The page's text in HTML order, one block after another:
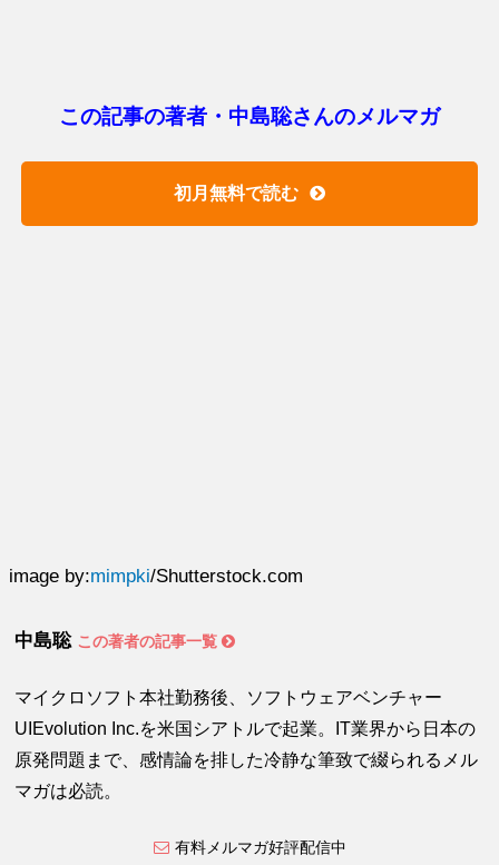
この記事の著者・中島聡さんのメルマガ
初月無料で読む
image by:mimpki/Shutterstock.com
中島聡 この著者の記事一覧
マイクロソフト本社勤務後、ソフトウェアベンチャー
UIEvolution Inc.を米国シアトルで起業。IT業界から日本の
原発問題まで、感情論を排した冷静な筆致で綴られるメル
マガは必読。
有料メルマガ好評配信中